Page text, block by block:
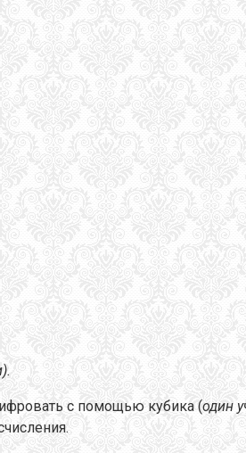
с помощью кубика (один